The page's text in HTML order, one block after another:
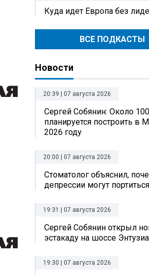
Куда идет Европа без
ВСЕ ПОДКАСТЫ
Новости
20:39 | 07 августа 2026
Сергей Собянин: Около
планируется построить в
2026 году
20:00 | 07 августа 2026
Стоматолог объяснил,
депрессии могут
19:31 | 07 августа 2026
Сергей Собянин открыл
эстакаду на шоссе
19:30 | 07 августа 2026